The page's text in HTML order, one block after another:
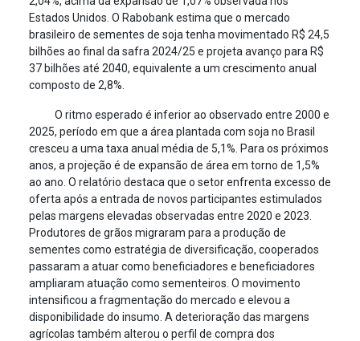
Estados Unidos. O Rabobank estima que o mercado
brasileiro de sementes de soja tenha movimentado R$ 24,5
bilhões ao final da safra 2024/25 e projeta avanço para R$
37 bilhões até 2040, equivalente a um crescimento anual
composto de 2,8%.
O ritmo esperado é inferior ao observado entre 2000 e
2025, período em que a área plantada com soja no Brasil
cresceu a uma taxa anual média de 5,1%. Para os próximos
anos, a projeção é de expansão de área em torno de 1,5%
ao ano. O relatório destaca que o setor enfrenta excesso de
oferta após a entrada de novos participantes estimulados
pelas margens elevadas observadas entre 2020 e 2023.
Produtores de grãos migraram para a produção de
sementes como estratégia de diversificação, cooperados
passaram a atuar como beneficiadores e beneficiadores
ampliaram atuação como sementeiros. O movimento
intensificou a fragmentação do mercado e elevou a
disponibilidade do insumo. A deterioração das margens
agrícolas também alterou o perfil de compra dos